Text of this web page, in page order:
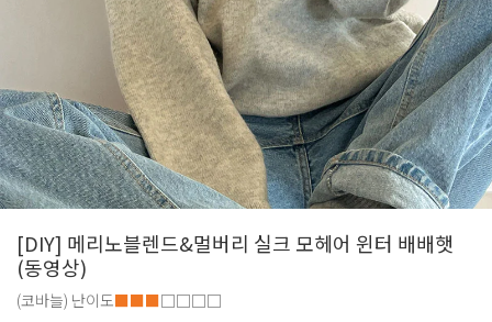
[DIY] 메리노블렌드&멀버리 실크 모헤어 윈터 배배햇
(동영상)
(코바늘) 난이도■■■□□□□